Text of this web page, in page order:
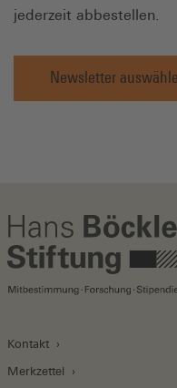
jederzeit abbestellen.
Newsletter
Kontakt
Merkzettel